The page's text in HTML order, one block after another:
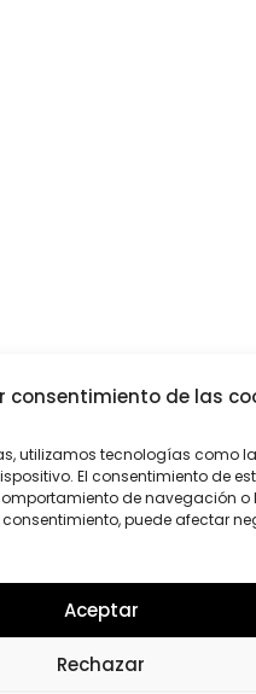
consentimiento de las
utilizamos tecnologías como
El consentimiento de
de navegación
consentimiento, puede afectar
Aceptar
Rechazar